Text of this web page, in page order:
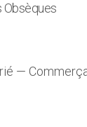
Obsèques
—